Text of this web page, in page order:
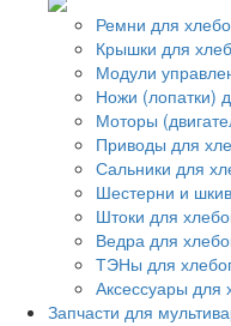
Ремни для
Крышки для
Модули
Ножи (лопатки)
Моторы
Приводы для
Сальники для
Шестерни и
Штоки для
Ведра для
ТЭНы для
Аксессуары для
Запчасти для